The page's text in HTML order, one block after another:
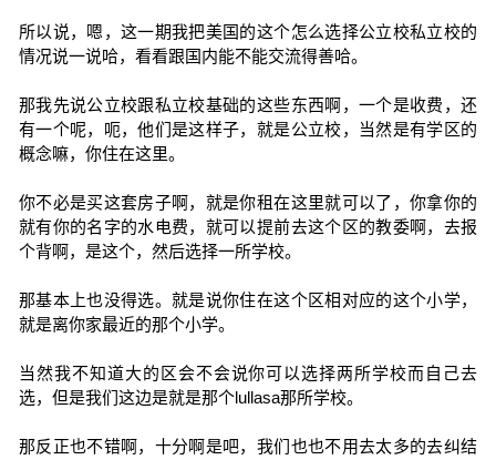
所以说，嗯，这一期我把美国的这个怎么选择公立校私立校的
情况说一说哈，看看跟国内能不能交流得善哈。
那我先说公立校跟私立校基础的这些东西啊，一个是收费，还
有一个呢，呃，他们是这样子，就是公立校，当然是有学区的
概念嘛，你住在这里。
你不必是买这套房子啊，就是你租在这里就可以了，你拿你的
就有你的名字的水电费，就可以提前去这个区的教委啊，去报
个背啊，是这个，然后选择一所学校。
那基本上也没得选。就是说你住在这个区相对应的这个小学，
就是离你家最近的那个小学。
当然我不知道大的区会不会说你可以选择两所学校而自己去
选，但是我们这边是就是那个lullasa那所学校。
那反正也不错啊，十分啊是吧，我们也也不用去太多的去纠结